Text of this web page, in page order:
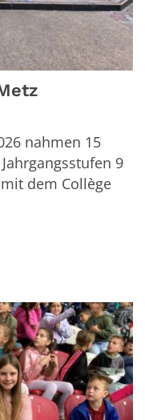
nahmen 15
9
dem Collège